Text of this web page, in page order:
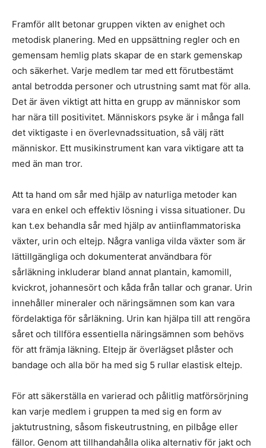
Framför allt betonar gruppen vikten av enighet och
metodisk planering. Med en uppsättning regler och en
gemensam hemlig plats skapar de en stark gemenskap
och säkerhet. Varje medlem tar med ett förutbestämt
antal betrodda personer och utrustning samt mat för alla.
Det är även viktigt att hitta en grupp av människor som
har nära till positivitet. Människors psyke är i många fall
det viktigaste i en överlevnadssituation, så välj rätt
människor. Ett musikinstrument kan vara viktigare att ta
med än man tror.
Att ta hand om sår med hjälp av naturliga metoder kan
vara en enkel och effektiv lösning i vissa situationer. Du
kan t.ex behandla sår med hjälp av antiinflammatoriska
växter, urin och eltejp. Några vanliga vilda växter som är
lättillgängliga och dokumenterat användbara för
sårläkning inkluderar bland annat plantain, kamomill,
kvickrot, johannesört och kåda från tallar och granar. Urin
innehåller mineraler och näringsämnen som kan vara
fördelaktiga för sårläkning. Urin kan hjälpa till att rengöra
såret och tillföra essentiella näringsämnen som behövs
för att främja läkning. Eltejp är överlägset plåster och
bandage och alla bör ha med sig 5 rullar elastisk eltejp.
För att säkerställa en varierad och pålitlig matförsörjning
kan varje medlem i gruppen ta med sig en form av
jaktutrustning, såsom fiskeutrustning, en pilbåge eller
fällor. Genom att tillhandahålla olika alternativ för jakt och